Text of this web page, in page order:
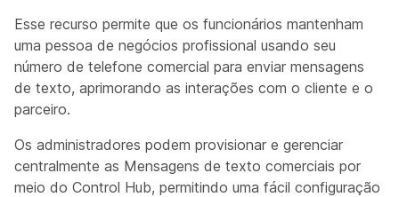
Esse recurso permite que os funcionários mantenham
uma pessoa de negócios profissional usando seu
número de telefone comercial para enviar mensagens
de texto, aprimorando as interações com o cliente e o
parceiro.
Os administradores podem provisionar e gerenciar
centralmente as Mensagens de texto comerciais por
meio do Control Hub, permitindo uma fácil configuração